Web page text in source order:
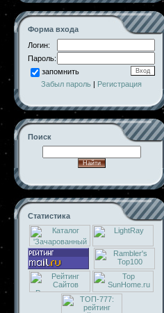
Форма входа
Логин:
Пароль:
запомнить
Забыл пароль | Регистрация
Поиск
Статистика